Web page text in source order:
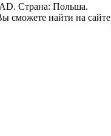
Страна: Польша.
сможете найти на сайте